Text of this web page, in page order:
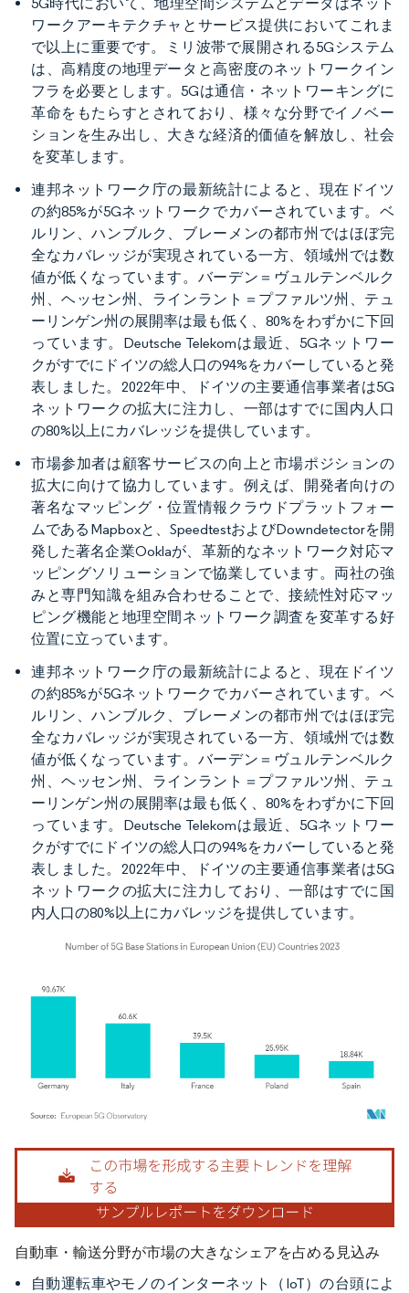
ワークアーキテクチャとサービス提供においてこれま
で以上に重要です。ミリ波帯で展開される5Gシステム
は、高精度の地理データと高密度のネットワークイン
フラを必要とします。5Gは通信・ネットワーキングに
革命をもたらすとされており、様々な分野でイノベー
ションを生み出し、大きな経済的価値を解放し、社会
を変革します。
連邦ネットワーク庁の最新統計によると、現在ドイツ
の約85%が5Gネットワークでカバーされています。ベ
ルリン、ハンブルク、ブレーメンの都市州ではほぼ完
全なカバレッジが実現されている一方、領域州では数
値が低くなっています。バーデン＝ヴュルテンベルク
州、ヘッセン州、ラインラント＝プファルツ州、テュ
ーリンゲン州の展開率は最も低く、80%をわずかに下回
っています。Deutsche Telekomは最近、5Gネットワー
クがすでにドイツの総人口の94%をカバーしていると発
表しました。2022年中、ドイツの主要通信事業者は5G
ネットワークの拡大に注力し、一部はすでに国内人口
の80%以上にカバレッジを提供しています。
市場参加者は顧客サービスの向上と市場ポジションの
拡大に向けて協力しています。例えば、開発者向けの
著名なマッピング・位置情報クラウドプラットフォー
ムであるMapboxと、SpeedtestおよびDowndetectorを開
発した著名企業Ooklaが、革新的なネットワーク対応マ
ッピングソリューションで協業しています。両社の強
みと専門知識を組み合わせることで、接続性対応マッ
ピング機能と地理空間ネットワーク調査を変革する好
位置に立っています。
連邦ネットワーク庁の最新統計によると、現在ドイツ
の約85%が5Gネットワークでカバーされています。ベ
ルリン、ハンブルク、ブレーメンの都市州ではほぼ完
全なカバレッジが実現されている一方、領域州では数
値が低くなっています。バーデン＝ヴュルテンベルク
州、ヘッセン州、ラインラント＝プファルツ州、テュ
ーリンゲン州の展開率は最も低く、80%をわずかに下回
っています。Deutsche Telekomは最近、5Gネットワー
クがすでにドイツの総人口の94%をカバーしていると発
表しました。2022年中、ドイツの主要通信事業者は5G
ネットワークの拡大に注力しており、一部はすでに国
内人口の80%以上にカバレッジを提供しています。
画像 © Mordor Intelligence。再利用にはCC BY 4.0の表示が必要です。
自動車・輸送分野が市場の大きなシェアを占める見込み
自動運転車やモノのインターネット（IoT）の台頭によ